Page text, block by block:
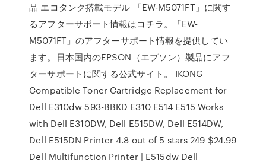
品 エコタンク搭載モデル 「EW-M5071FT」に関す
るアフターサポート情報はコチラ。「EW-
M5071FT」のアフターサポート情報を提供してい
ます。日本国内のEPSON（エプソン）製品にアフ
ターサポートに関する公式サイト。 IKONG
Compatible Toner Cartridge Replacement for
Dell E310dw 593-BBKD E310 E514 E515 Works
with Dell E310DW, Dell E515DW, Dell E514DW,
Dell E515DN Printer 4.8 out of 5 stars 249 $24.99
Dell Multifunction Printer | E515dw Dell